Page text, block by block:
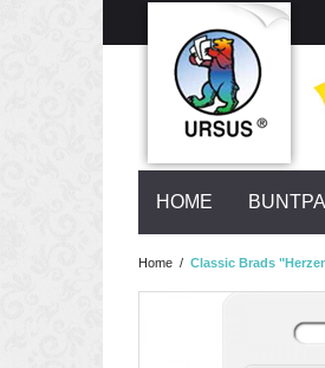
HOME
Home / Classic Brads